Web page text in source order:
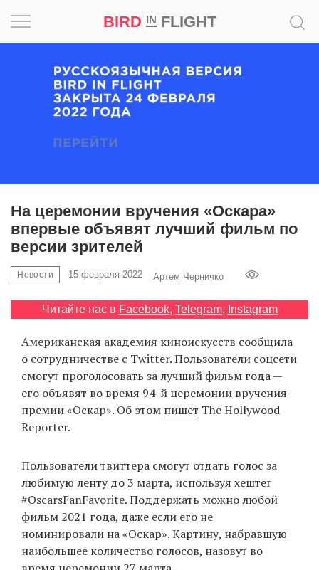
BIRD INFLIGHT
На церемонии вручения «Оскара»
впервые объявят лучший фильм по
версии зрителей
Новости 15 февраля 2022 Артем Черничко
Читайте нас в Facebook, Telegram, Instagram
Американская академия киноискусств сообщила
о сотрудничестве с Twitter. Пользователи соцсети
смогут проголосовать за лучший фильм года —
его объявят во время 94-й церемонии вручения
премии «Оскар». Об этом пишет The Hollywood
Reporter.
Пользователи твиттера смогут отдать голос за
любимую ленту до 3 марта, используя хештег
#OscarsFanFavorite. Поддержать можно любой
фильм 2021 года, даже если его не
номинировали на «Оскар». Картину, набравшую
наибольшее количество голосов, назовут во